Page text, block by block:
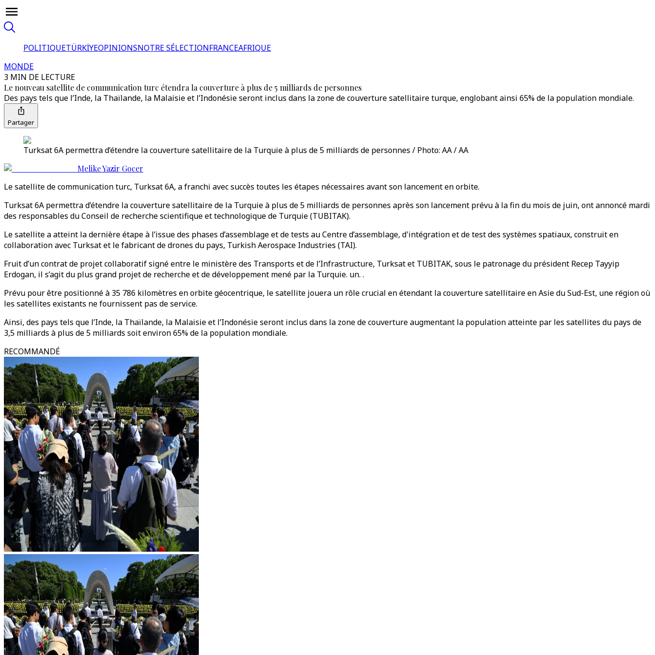
POLITIQUETÜRKİYEOPINIONSNOTRE SÉLECTIONFRANCEAFRIQUE
MONDE
3 MIN DE LECTURE
Le nouveau satellite de communication turc étendra la couverture à plus de 5 milliards de personnes
Des pays tels que l’Inde, la Thaïlande, la Malaisie et l’Indonésie seront inclus dans la zone de couverture satellitaire turque, englobant ainsi 65% de la population mondiale.
Partager
Turksat 6A permettra d’étendre la couverture satellitaire de la Turquie à plus de 5 milliards de personnes / Photo: AA / AA
Melike Yazir Gocer
Le satellite de communication turc, Turksat 6A, a franchi avec succès toutes les étapes nécessaires avant son lancement en orbite.
Turksat 6A permettra d’étendre la couverture satellitaire de la Turquie à plus de 5 milliards de personnes après son lancement prévu à la fin du mois de juin, ont annoncé mardi
des responsables du Conseil de recherche scientifique et technologique de Turquie (TUBITAK).
Le satellite a atteint la dernière étape à l’issue des phases d’assemblage et de tests au Centre d’assemblage, d'intégration et de test des systèmes spatiaux, construit en
collaboration avec Turksat et le fabricant de drones du pays, Turkish Aerospace Industries (TAI).
Fruit d’un contrat de projet collaboratif signé entre le ministère des Transports et de l’Infrastructure, Turksat et TUBITAK, sous le patronage du président Recep Tayyip
Erdogan, il s’agit du plus grand projet de recherche et de développement mené par la Turquie. un. .
Prévu pour être positionné à 35 786 kilomètres en orbite géocentrique, le satellite jouera un rôle crucial en étendant la couverture satellitaire en Asie du Sud-Est, une région où
les satellites existants ne fournissent pas de service.
Ainsi, des pays tels que l’Inde, la Thaïlande, la Malaisie et l’Indonésie seront inclus dans la zone de couverture augmentant la population atteinte par les satellites du pays de
3,5 milliards à plus de 5 milliards soit environ 65% de la population mondiale.
RECOMMANDÉ